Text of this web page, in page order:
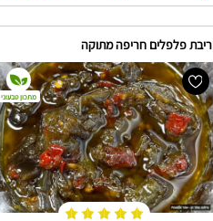
ריבת פלפלים חריפה מתוקה
מתכון טבעוני